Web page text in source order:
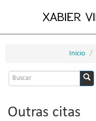
Inicio
Formulario
busca
Outras citas